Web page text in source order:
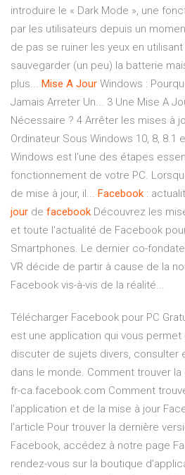
introduire le « Dark Mode », une
par les utilisateurs depuis un
de pas se ruiner les yeux en
sauvegarder (un peu) la batterie
plus... Mise A Jour Windows :
Jamais Arreter Un... 3 Une Mise A
Nécessaire ? 4 Arrêter les mises à
Ordinateur Sous Windows 10, 8, 8.1
Windows est l'une des étapes
fonctionnement de votre PC.
de mise à jour, il... Facebook :
jour de facebook Découvrez les
et toute l'actualité de Facebook
Smartphones. Le dernier co-
VR décide de partir à cause de la
Facebook vis-à-vis de la réalité...
Télécharger Facebook pour PC
est une application qui vous
discuter de sujets divers, consulter
dans le monde. Comment trouver
fr-ca.facebook.com Comment
l’application et de la mise à jour
l’article Pour trouver la dernière
Facebook, accédez à notre page
rendez-vous sur la boutique